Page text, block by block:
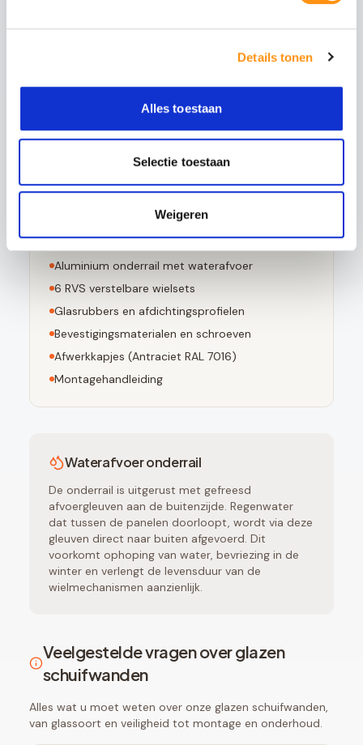
Details tonen
Alles toestaan
Selectie toestaan
Weigeren
Bestand tegen grote temperatuurverschillen
Voldoet aan EN 12150-1 norm
Dit pakket bevat
stuks 10mm geharde glaspanelen
Aluminium bovenrail (Antraciet RAL 7016)
Aluminium onderrail met waterafvoer
6 RVS verstelbare wielsets
Glasrubbers en afdichtingsprofielen
Bevestigingsmaterialen en schroeven
Afwerkkapjes (Antraciet RAL 7016)
Montagehandleiding
Waterafvoer onderrail
De onderrail is uitgerust met gefreesd
afvoergleuven aan de buitenzijde. Regenwater
dat tussen de panelen doorloopt, wordt via deze
gleuven direct naar buiten afgevoerd. Dit
voorkomt ophoping van water, bevriezing in de
winter en verlengt de levensduur van de
wielmechanismen aanzienlijk.
Veelgestelde vragen over glazen
schuifwanden
Alles wat u moet weten over onze glazen schuifwanden,
van glassoort en veiligheid tot montage en onderhoud.